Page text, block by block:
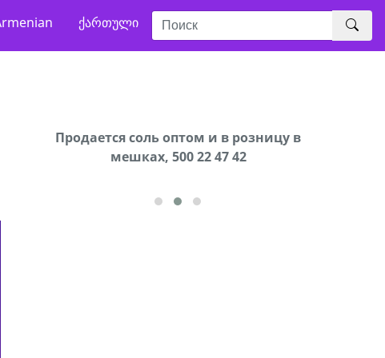
ქართული
Продается соль оптом и в розницу в
мешках, 500 22 47 42
В городе Ниноцминда около фастфуда Hask
cдается в аренду дом, 571 30 57